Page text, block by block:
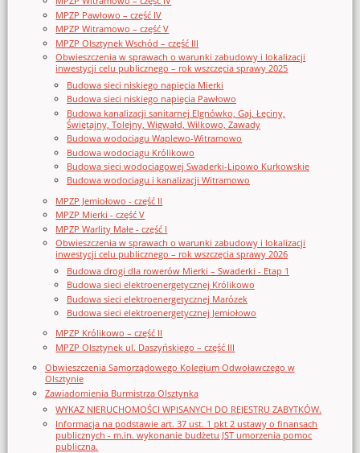
MPZP Pawłowo – część IV
MPZP Witramowo – część V
MPZP Olsztynek Wschód – część III
Obwieszczenia w sprawach o warunki zabudowy i lokalizacji
inwestycji celu publicznego – rok wszczęcia sprawy 2025
Budowa sieci niskiego napięcia Mierki
Budowa sieci niskiego napięcia Pawłowo
Budowa kanalizacji sanitarnej Elgnówko, Gaj, Łęciny,
Świętajny, Tolejny, Wigwałd, Wilkowo, Zawady
Budowa wodociągu Waplewo-Witramowo
Budowa wodociągu Królikowo
Budowa sieci wodociągowej Swaderki-Lipowo Kurkowskie
Budowa wodociągu i kanalizacji Witramowo
MPZP Jemiołowo - część II
MPZP Mierki - część V
MPZP Warlity Małe - część I
Obwieszczenia w sprawach o warunki zabudowy i lokalizacji
inwestycji celu publicznego – rok wszczęcia sprawy 2026
Budowa drogi dla rowerów Mierki – Swaderki - Etap 1
Budowa sieci elektroenergetycznej Królikowo
Budowa sieci elektroenergetycznej Marózek
Budowa sieci elektroenergetycznej Jemiołowo
MPZP Królikowo – część II
MPZP Olsztynek ul. Daszyńskiego – część III
Obwieszczenia Samorządowego Kolegium Odwoławczego w
Olsztynie
Zawiadomienia Burmistrza Olsztynka
WYKAZ NIERUCHOMOŚCI WPISANYCH DO REJESTRU ZABYTKÓW.
Informacja na podstawie art. 37 ust. 1 pkt 2 ustawy o finansach
publicznych - m.in. wykonanie budżetu JST umorzenia pomoc
publiczna.